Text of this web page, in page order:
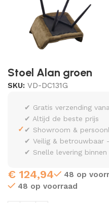
Stoel Alan groen
SKU: VD-DC131G
✓
✔ Gratis verzending
✔ Altijd de beste prijs
✔ Showroom &
✔ Veilig & betrouwbaar
✔ Snelle levering
€ 124,94
48 op
48 op voorraad